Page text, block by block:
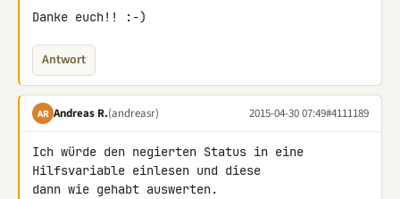
Danke euch!! :-)
Antwort
AR Andreas R.(andreasr) 2015-04-30 07:49#4111189
Ich würde den negierten Status in eine
Hilfsvariable einlesen und diese
dann wie gehabt auswerten.